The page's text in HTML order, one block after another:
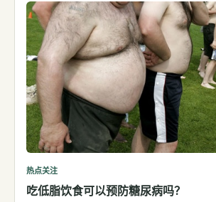
指标解读
体检与复查
医学百科
视频
视频博客
营养科普视频
热点关注
吃低脂饮食可以预防糖尿病吗？